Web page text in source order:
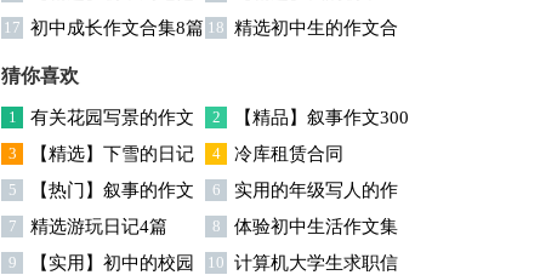
文锦集9篇
活作文汇编八篇
17 初中成长作文合集8篇 18 精选初中生的作文合
猜你喜欢
1
有关花园写景的作文
合集六篇
2
【精品】叙事作文300
字合集5篇
3
【精选】下雪的日记
范文6篇
4 冷库租赁合同
5
【热门】叙事的作文
400字合集9篇
6
实用的年级写人的作
文300字合集九篇
7 精选游玩日记4篇 8
体验初中生活作文集
锦六篇
9
【实用】初中的校园
10 计算机大学生求职信